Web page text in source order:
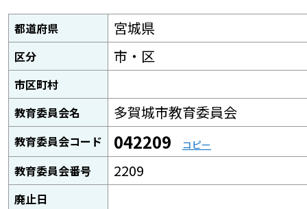
都道府県 宮城県
区分 市・区
市区町村
教育委員会名
多賀城市教育委員会
教育委員会コード 042209 コピー
教育委員会番号 2209
廃止日